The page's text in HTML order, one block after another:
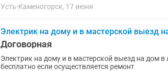
Усть-Каменогорск, 17 июня
Электрик на дому и в мастерской выезд
Договорная
Электрик на дому и в мастерской выезд на дом
бесплатно если осуществляется ремонт